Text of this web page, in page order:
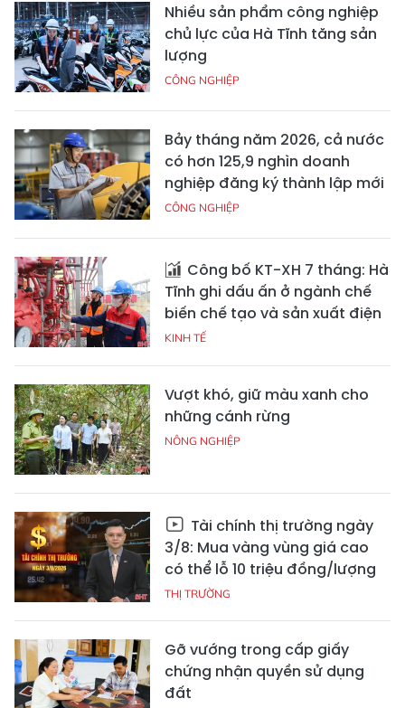
Nhiều sản phẩm công nghiệp
chủ lực của Hà Tĩnh tăng sản
lượng
CÔNG NGHIỆP
Bảy tháng năm 2026, cả nước
có hơn 125,9 nghìn doanh
nghiệp đăng ký thành lập mới
CÔNG NGHIỆP
Công bố KT-XH 7 tháng: Hà
Tĩnh ghi dấu ấn ở ngành chế
biến chế tạo và sản xuất điện
KINH TẾ
Vượt khó, giữ màu xanh cho
những cánh rừng
NÔNG NGHIỆP
Tài chính thị trường ngày
3/8: Mua vàng vùng giá cao
có thể lỗ 10 triệu đồng/lượng
THỊ TRƯỜNG
Gỡ vướng trong cấp giấy
chứng nhận quyền sử dụng
đất